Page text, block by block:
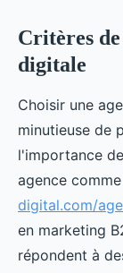
Critères
digitale
Choisir une
minutieuse de
l'importance
agence
digital.com/
en marketing
répondent à